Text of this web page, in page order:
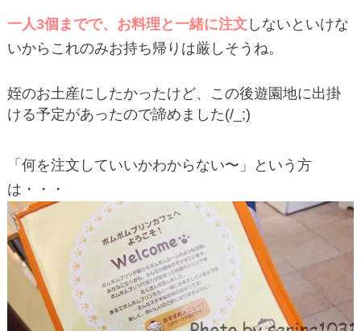
一人3個までで、お料理と一緒に注文しないといけな
いからこれのみお持ち帰りは厳しそうね。
姪のお土産にしたかったけど、この後遊園地に出掛
ける予定があったので諦めました(/_;)
「何を注文していいかわからない〜」という方
は・・・